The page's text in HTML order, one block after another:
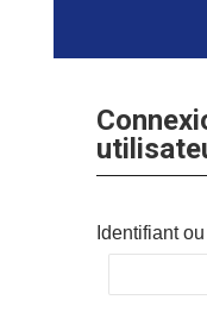
Identifiant ou